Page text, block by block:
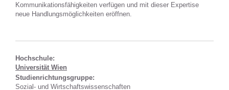
Kommunikationsfähigkeiten verfügen und mit dieser Expertise
neue Handlungsmöglichkeiten eröffnen.
Hochschule:
Universität Wien
Studienrichtungsgruppe:
Sozial- und Wirtschaftswissenschaften